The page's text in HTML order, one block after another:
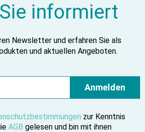
informiert
Newsletter und erfahren Sie als
und aktuellen Angeboten.
Anmelden
zur Kenntnis
AGB gelesen und bin mit ihnen